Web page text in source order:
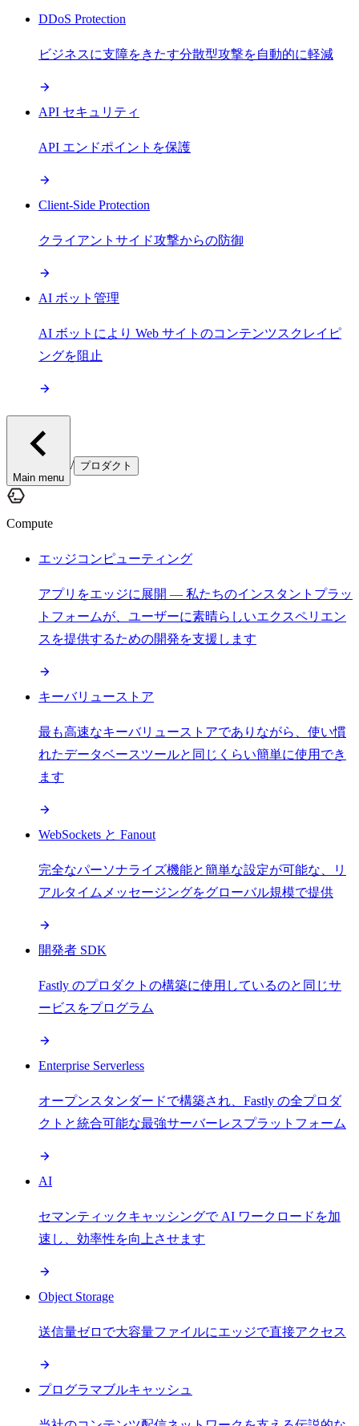
DDoS Protection
ビジネスに支障をきたす分散型攻撃を自動的に軽減
API セキュリティ
API エンドポイントを保護
Client-Side Protection
クライアントサイド攻撃からの防御
AI ボット管理
AI ボットにより Web サイトのコンテンツスクレイピ
ングを阻止
Main menu
/ プロダクト
Compute
エッジコンピューティング
アプリをエッジに展開 — 私たちのインスタントプラッ
トフォームが、ユーザーに素晴らしいエクスペリエン
スを提供するための開発を支援します
キーバリューストア
最も高速なキーバリューストアでありながら、使い慣
れたデータベースツールと同じくらい簡単に使用でき
ます
WebSockets と Fanout
完全なパーソナライズ機能と簡単な設定が可能な、リ
アルタイムメッセージングをグローバル規模で提供
開発者 SDK
Fastly のプロダクトの構築に使用しているのと同じサ
ービスをプログラム
Enterprise Serverless
オープンスタンダードで構築され、Fastly の全プロダ
クトと統合可能な最強サーバーレスプラットフォーム
AI
セマンティックキャッシングで AI ワークロードを加
速し、効率性を向上させます
Object Storage
送信量ゼロで大容量ファイルにエッジで直接アクセス
プログラマブルキャッシュ